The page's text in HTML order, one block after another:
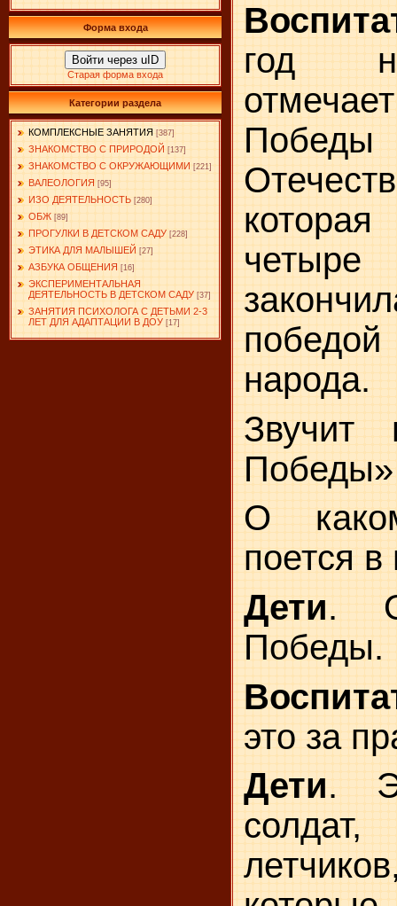
Форма входа
Войти через uID
Старая форма входа
Категории раздела
КОМПЛЕКСНЫЕ ЗАНЯТИЯ [387]
ЗНАКОМСТВО С ПРИРОДОЙ [137]
ЗНАКОМСТВО С ОКРУЖАЮЩИМИ [221]
ВАЛЕОЛОГИЯ [95]
ИЗО ДЕЯТЕЛЬНОСТЬ [280]
ОБЖ [89]
ПРОГУЛКИ В ДЕТСКОМ САДУ [228]
ЭТИКА ДЛЯ МАЛЫШЕЙ [27]
АЗБУКА ОБЩЕНИЯ [16]
ЭКСПЕРИМЕНТАЛЬНАЯ
ДЕЯТЕЛЬНОСТЬ В ДЕТСКОМ САДУ [37]
ЗАНЯТИЯ ПСИХОЛОГА С ДЕТЬМИ 2-3
ЛЕТ ДЛЯ АДАПТАЦИИ В ДОУ [17]
год
народа.
Звучит
Победы»
О
поется в
Дети. О
Победы.
это за
Дети.